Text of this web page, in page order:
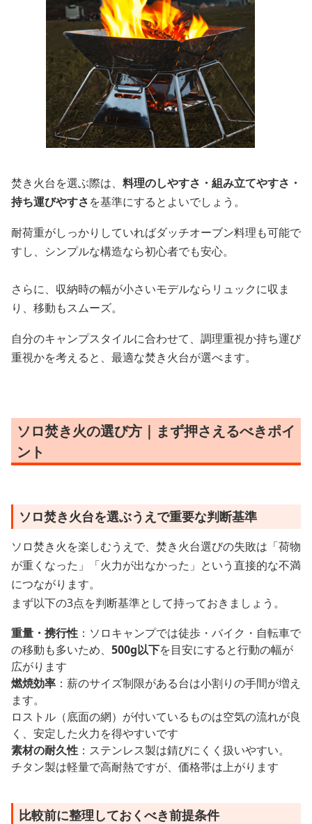
焚き火台を選ぶ際は、 料理のしやすさ・組み立てやすさ・
持ち運びやすさを基準にするとよいでしょう。
耐荷重がしっかりしていればダッチオーブン料理も可能で
すし、シンプルな構造なら初心者でも安心。
さらに、収納時の幅が小さいモデルならリュックに収ま
り、移動もスムーズ。
自分のキャンプスタイルに合わせて、調理重視か持ち運び
重視かを考えると、最適な焚き火台が選べます。
ソロ焚き火の選び方｜まず押さえるべきポイ
ント
ソロ焚き火台を選ぶうえで重要な判断基準
ソロ焚き火を楽しむうえで、焚き火台選びの失敗は「荷物
が重くなった」「火力が出なかった」という直接的な不満
につながります。
まず以下の3点を判断基準として持っておきましょう。
重量・携行性 ：ソロキャンプでは徒歩・バイク・自転車で
の移動も多いため、 500g以下を目安にすると行動の幅が
広がります
燃焼効率 ：薪のサイズ制限がある台は小割りの手間が増え
ます。
ロストル（底面の網）が付いているものは空気の流れが良
く、安定した火力を得やすいです
素材の耐久性 ：ステンレス製は錆びにくく扱いやすい。
チタン製は軽量で高耐熱ですが、価格帯は上がります
比較前に整理しておくべき前提条件